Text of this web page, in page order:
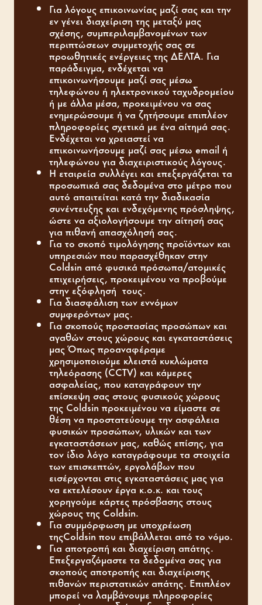
Για λόγους επικοινωνίας μαζί σας και την
εν γένει διαχείριση της μεταξύ μας
σχέσης, συμπεριλαμβανομένων των
περιπτώσεων συμμετοχής σας σε
προωθητικές ενέργειες της ΔΕΛΤΑ. Για
παράδειγμα, ενδέχεται να
επικοινωνήσουμε μαζί σας μέσω
τηλεφώνου ή ηλεκτρονικού ταχυδρομείου
ή με άλλα μέσα, προκειμένου να σας
ενημερώσουμε ή να ζητήσουμε επιπλέον
πληροφορίες σχετικά με ένα αίτημά σας.
Ενδέχεται να χρειαστεί να
επικοινωνήσουμε μαζί σας μέσω email ή
τηλεφώνου για διαχειριστικούς λόγους.
Η εταιρεία συλλέγει και επεξεργάζεται τα
προσωπικά σας δεδομένα στο μέτρο που
αυτό απαιτείται κατά την διαδικασία
συνέντευξης και ενδεχόμενης πρόσληψης,
ώστε να αξιολογήσουμε την αίτησή σας
για πιθανή απασχόλησή σας.
Για το σκοπό τιμολόγησης προϊόντων και
υπηρεσιών που παρασχέθηκαν στην
Coldsin από φυσικά πρόσωπα/ατομικές
επιχειρήσεις, προκειμένου να προβούμε
στην εξόφλησή τους.
Για διασφάλιση των εννόμων
συμφερόντων μας.
Για σκοπούς προστασίας προσώπων και
αγαθών στους χώρους και εγκαταστάσεις
μας Όπως προαναφέραμε
χρησιμοποιούμε κλειστά κυκλώματα
τηλεόρασης (CCTV) και κάμερες
ασφαλείας, που καταγράφουν την
επίσκεψη σας στους φυσικούς χώρους
της Coldsin προκειμένου να είμαστε σε
θέση να προστατεύουμε την ασφάλεια
φυσικών προσώπων, υλικών και των
εγκαταστάσεων μας, καθώς επίσης, για
τον ίδιο λόγο καταγράφουμε τα στοιχεία
των επισκεπτών, εργολάβων που
εισέρχονται στις εγκαταστάσεις μας για
να εκτελέσουν έργα κ.ο.κ. και τους
χορηγούμε κάρτες πρόσβασης στους
χώρους της Coldsin.
Για συμμόρφωση με υποχρέωση
τηςColdsin που επιβάλλεται από το νόμο.
Για αποτροπή και διαχείριση απάτης.
Επεξεργαζόμαστε τα δεδομένα σας για
σκοπούς αποτροπής και διαχείρισης
πιθανών περιστατικών απάτης. Επιπλέον
μπορεί να λαμβάνουμε πληροφορίες